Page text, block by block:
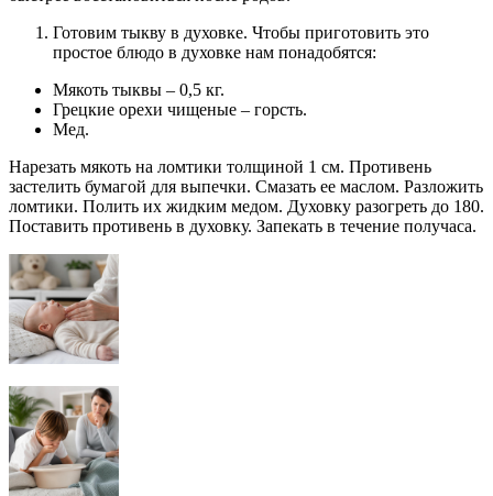
Готовим тыкву в духовке. Чтобы приготовить это
простое блюдо в духовке нам понадобятся:
Мякоть тыквы – 0,5 кг.
Грецкие орехи чищеные – горсть.
Мед.
Нарезать мякоть на ломтики толщиной 1 см. Противень
застелить бумагой для выпечки. Смазать ее маслом. Разложить
ломтики. Полить их жидким медом. Духовку разогреть до 180.
Поставить противень в духовку. Запекать в течение получаса.